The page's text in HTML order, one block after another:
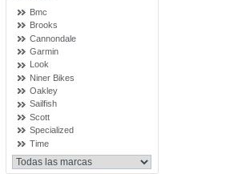
Bmc
Brooks
Cannondale
Garmin
Look
Niner Bikes
Oakley
Sailfish
Scott
Specialized
Time